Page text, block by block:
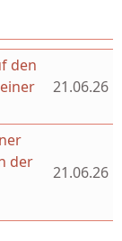
den
21.06.26
der
21.06.26